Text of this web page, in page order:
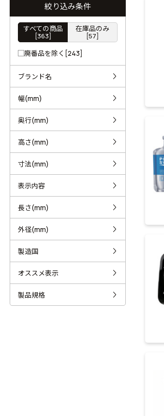
絞り込み条件
すべての商品
[363]
在庫品のみ
[57]
廃番品を除く[243]
ブランド名
幅(mm)
奥行(mm)
高さ(mm)
寸法(mm)
表示内容
長さ(mm)
外径(mm)
製造国
オススメ表示
製品規格